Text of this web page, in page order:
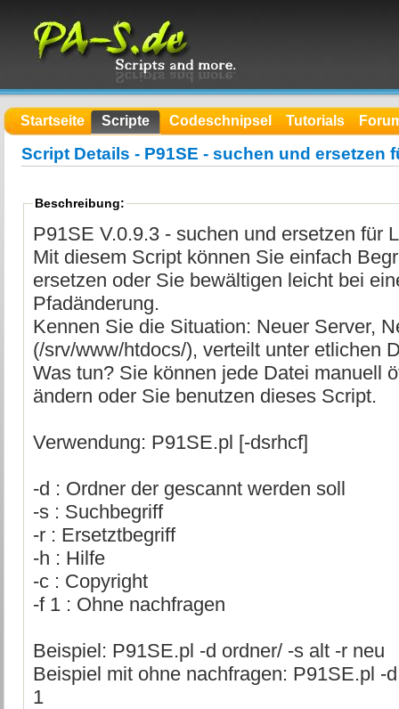
Startseite Scripte Codeschnipsel Tutorials
Script Details - P91SE - suchen und ersetzen
Beschreibung:
P91SE V.0.9.3 - suchen und ersetzen für
Mit diesem Script können Sie einfach
ersetzen oder Sie bewältigen leicht bei
Pfadänderung.
Kennen Sie die Situation: Neuer Server,
(/srv/www/htdocs/), verteilt unter etlichen
Was tun? Sie können jede Datei manuell
ändern oder Sie benutzen dieses Script.
Verwendung: P91SE.pl [-dsrhcf]
-d : Ordner der gescannt werden soll
-s : Suchbegriff
-r : Ersetztbegriff
-h : Hilfe
-c : Copyright
-f 1 : Ohne nachfragen
Beispiel: P91SE.pl -d ordner/ -s alt -r neu
Beispiel mit ohne nachfragen: P91SE.pl -
1